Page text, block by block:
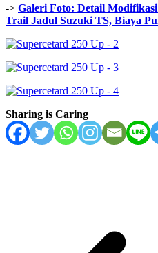
-> Galeri Foto: Detail
Trail Jadul Suzuki TS, Biaya
Sharing is Caring